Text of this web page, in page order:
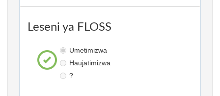
Leseni ya FLOSS
Umetimizwa
Haujatimizwa
?